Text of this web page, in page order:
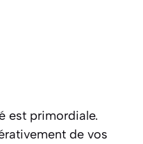
est primordiale.
de vos